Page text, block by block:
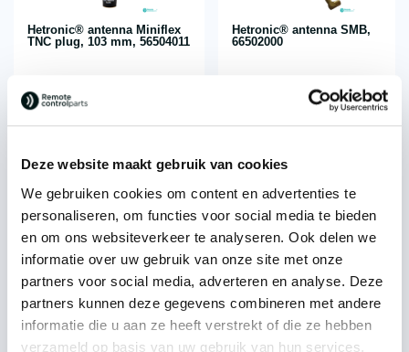
Deze website maakt gebruik van cookies
We gebruiken cookies om content en advertenties te
personaliseren, om functies voor social media te bieden
en om ons websiteverkeer te analyseren. Ook delen we
informatie over uw gebruik van onze site met onze
partners voor social media, adverteren en analyse. Deze
partners kunnen deze gegevens combineren met andere
informatie die u aan ze heeft verstrekt of die ze hebben
verzameld op basis van uw gebruik van hun services.
Hetronic® antenna Miniflex
TNC plug, 103 mm, 56504011
€
excl. VAT
Hetronic® antenna SMB,
66502000
each
6K-442TC TNC, 56506500
AN078